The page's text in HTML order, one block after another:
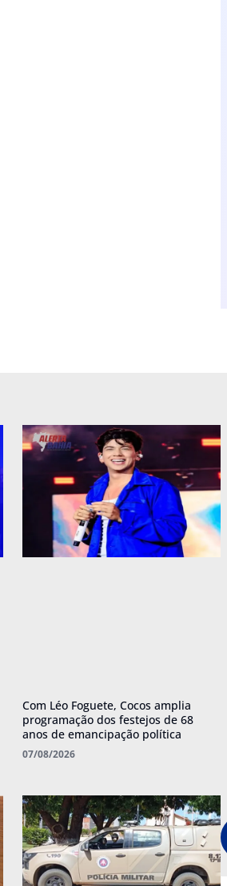
Com Léo Foguete, Cocos amplia
programação dos festejos de 68
anos de emancipação política
07/08/2026